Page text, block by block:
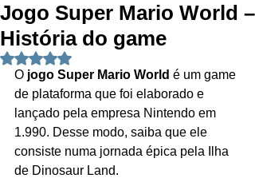
Jogo Super Mario World –
História do game
Avaliado com NaN de 5 estrelas.
O jogo Super Mario World é um game
de plataforma que foi elaborado e
lançado pela empresa Nintendo em
1.990. Desse modo, saiba que ele
consiste numa jornada épica pela Ilha
de Dinosaur Land.